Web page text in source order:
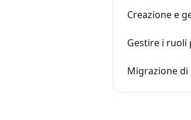
Creazione e
Gestire i ruoli
Migrazione di